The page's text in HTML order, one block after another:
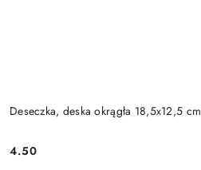
Deseczka, deska okrągła 18,5x12,5 cm
Cena:
4.50